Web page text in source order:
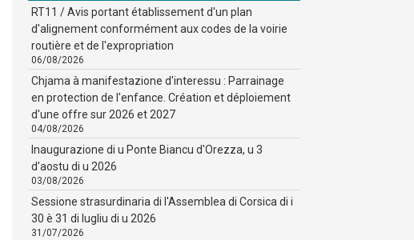
RT11 / Avis portant établissement d'un plan
d'alignement conformément aux codes de la voirie
routière et de l'expropriation
06/08/2026
Chjama à manifestazione d'interessu : Parrainage
en protection de l'enfance. Création et déploiement
d'une offre sur 2026 et 2027
04/08/2026
Inaugurazione di u Ponte Biancu d'Orezza, u 3
d'aostu di u 2026
03/08/2026
Sessione strasurdinaria di l'Assemblea di Corsica di i
30 è 31 di lugliu di u 2026
31/07/2026